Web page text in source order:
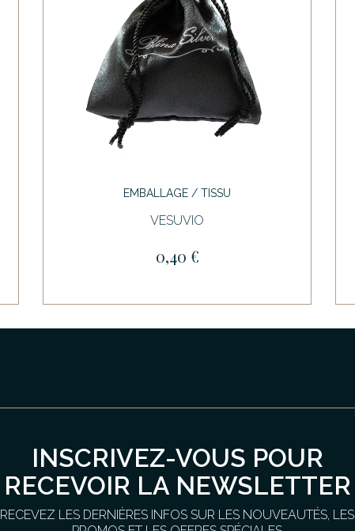
EMBALLAGE / TISSU
VESUVIO
0,40 €
INSCRIVEZ-VOUS POUR
RECEVOIR LA NEWSLETTER
RECEVEZ LES DERNIÈRES INFOS SUR LES NOUVEAUTÉS, LES